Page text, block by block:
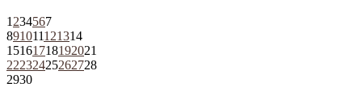
1 234567
891011121314
15161718192021
22232425262728
2930